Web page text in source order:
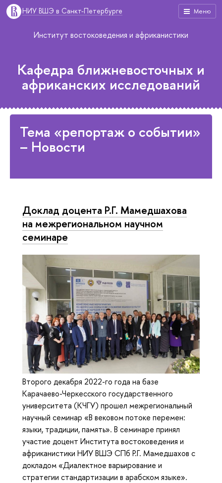
Меню
НИУ ВШЭ в Санкт-Петербурге
Институт востоковедения и африканистики
Кафедра ближневосточных и
африканских исследований
Тема «репортаж о событии»
– Новости
Доклад доцента Р.Г. Мамедшахова
на межрегиональном научном
семинаре
Второго декабря 2022-го года на базе
Карачаево-Черкесского государственного
университета (КЧГУ) прошел межрегиональный
научный семинар «В вековом потоке перемен:
языки, традиции, память». В семинаре принял
участие доцент Института востоковедения и
африканистики НИУ ВШЭ СПб Р.Г. Мамедшахов с
докладом «Диалектное варьирование и
стратегии стандартизации в арабском языке».